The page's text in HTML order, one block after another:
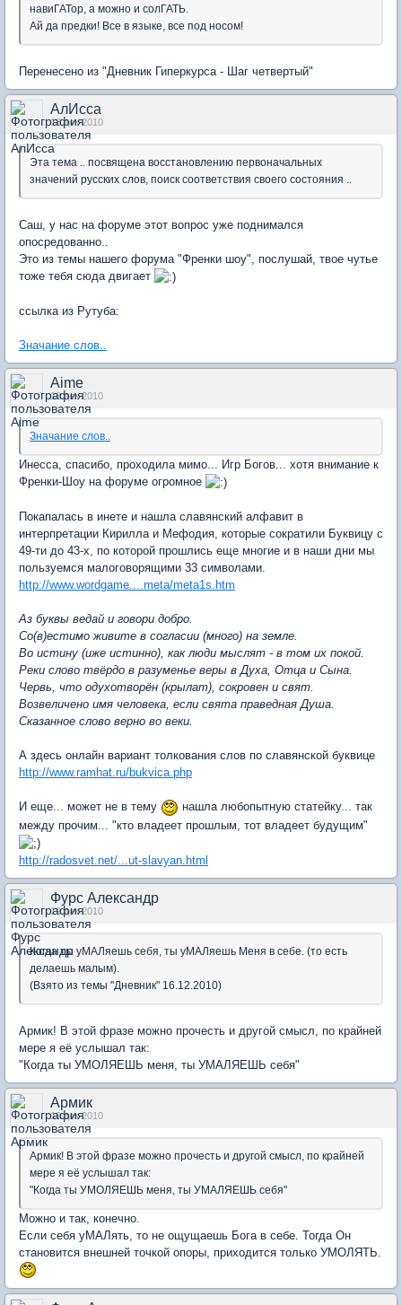
навиГАТор, а можно и солГАТЬ.
Ай да предки! Все в языке, все под носом!
Перенесено из "Дневник Гиперкурса - Шаг четвертый"
АлИсса
18 дек 2010
Эта тема .. посвящена восстановлению первоначальных
значений русских слов, поиск соответствия своего состояния ..
Саш, у нас на форуме этот вопрос уже поднимался
опосредованно..
Это из темы нашего форума "Френки шоу", послушай, твое чутье
тоже тебя сюда двигает
ссылка из Рутуба:
Значание слов..
Aime
18 дек 2010
Значание слов..
Инесса, спасибо, проходила мимо... Игр Богов... хотя внимание к
Френки-Шоу на форуме огромное
Покапалась в инете и нашла славянский алфавит в
интерпретации Кирилла и Мефодия, которые сократили Буквицу с
49-ти до 43-х, по которой прошлись еще многие и в наши дни мы
пользуемся малоговорящими 33 символами.
http://www.wordgame....meta/meta1s.htm
Аз буквы ведай и говори добро.
Со(в)естимо живите в согласии (много) на земле.
Во истину (иже истинно), как люди мыслят - в том их покой.
Реки слово твёрдо в разуменье веры в Духа, Отца и Сына.
Червь, что одухотворён (крылат), сокровен и свят.
Возвеличено имя человека, если свята праведная Душа.
Сказанное слово верно во веки.
А здесь онлайн вариант толкования слов по славянской буквице
http://www.ramhat.ru/bukvica.php
И еще... может не в тему
нашла любопытную статейку... так
между прочим... "кто владеет прошлым, тот владеет будущим"
http://radosvet.net/...ut-slavyan.html
Фурс Александр
19 дек 2010
Когда ты уМАЛяешь себя, ты уМАЛяешь Меня в себе. (то есть
делаешь малым).
(Взято из темы "Дневник" 16.12.2010)
Армик! В этой фразе можно прочесть и другой смысл, по крайней
мере я её услышал так:
"Когда ты УМОЛЯЕШЬ меня, ты УМАЛЯЕШЬ себя"
Армик
19 дек 2010
Армик! В этой фразе можно прочесть и другой смысл, по крайней
мере я её услышал так:
"Когда ты УМОЛЯЕШЬ меня, ты УМАЛЯЕШЬ себя"
Можно и так, конечно.
Если себя уМАЛять, то не ощущаешь Бога в себе. Тогда Он
становится внешней точкой опоры, приходится только УМОЛЯТЬ.